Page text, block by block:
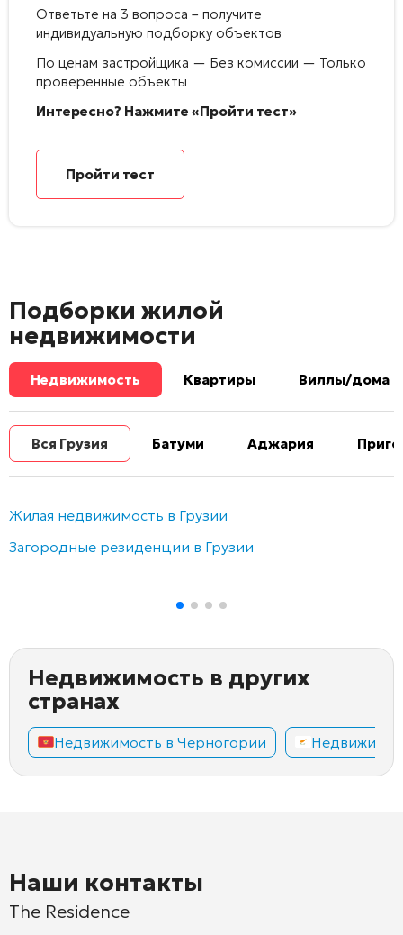
Ответьте на 3 вопроса – получите
индивидуальную подборку объектов
По ценам застройщика — Без комиссии — Только
проверенные объекты
Интересно? Нажмите «Пройти тест»
Пройти тест
Подборки жилой
недвижимости
Недвижимость Квартиры Виллы/дома
Вся Грузия Батуми Аджария
Жилая недвижимость в Грузии
Загородные резиденции в Грузии
Недвижимость в других
странах
Недвижимость в Черногории
Наши контакты
The Residence